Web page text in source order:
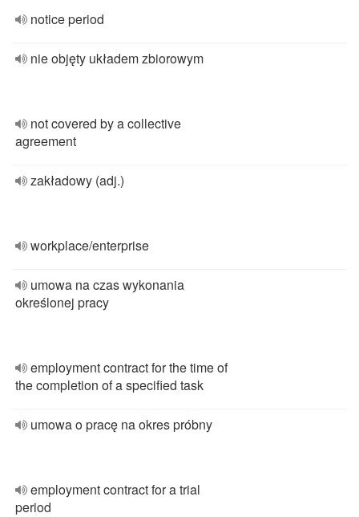
notice period
nie objęty układem zbiorowym
not covered by a collective
agreement
zakładowy (adj.)
workplace/enterprise
umowa na czas wykonania
określonej pracy
employment contract for the time of
the completion of a specified task
umowa o pracę na okres próbny
employment contract for a trial
period